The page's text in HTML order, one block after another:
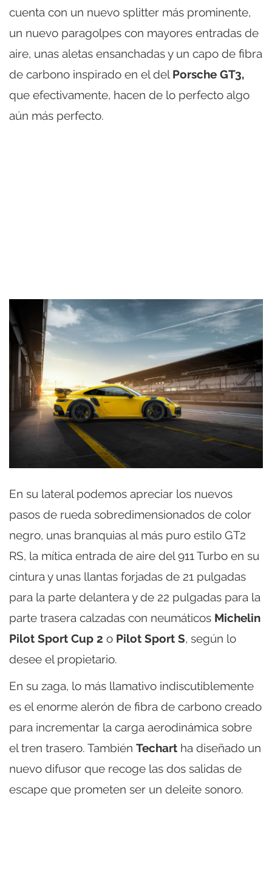
cuenta con un nuevo splitter más prominente,
un nuevo paragolpes con mayores entradas de
aire, unas aletas ensanchadas y un capo de fibra
de carbono inspirado en el del Porsche GT3,
que efectivamente, hacen de lo perfecto algo
aún más perfecto.
En su lateral podemos apreciar los nuevos
pasos de rueda sobredimensionados de color
negro, unas branquias al más puro estilo GT2
RS, la mítica entrada de aire del 911 Turbo en su
cintura y unas llantas forjadas de 21 pulgadas
para la parte delantera y de 22 pulgadas para la
parte trasera calzadas con neumáticos Michelin
Pilot Sport Cup 2 o Pilot Sport S, según lo
desee el propietario.
En su zaga, lo más llamativo indiscutiblemente
es el enorme alerón de fibra de carbono creado
para incrementar la carga aerodinámica sobre
el tren trasero. También Techart ha diseñado un
nuevo difusor que recoge las dos salidas de
escape que prometen ser un deleite sonoro.